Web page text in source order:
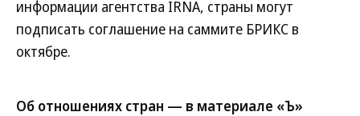
информации агентства IRNA, страны могут
подписать соглашение на саммите БРИКС в
октябре.
Об отношениях стран — в материале «Ъ»